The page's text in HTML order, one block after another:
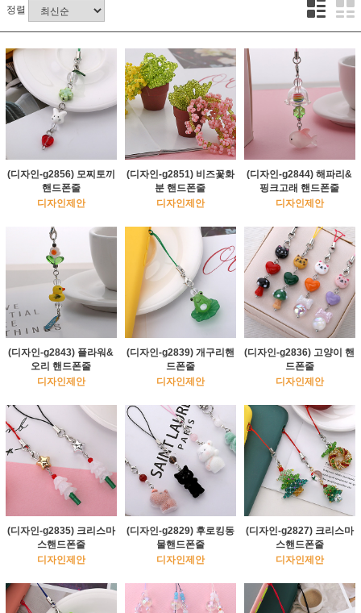
정렬
(디자인-g2856) 모찌토끼
핸드폰줄
디자인제안
(디자인-g2851) 비즈꽃화
분 핸드폰줄
디자인제안
(디자인-g2844) 해파리&
핑크고래 핸드폰줄
디자인제안
(디자인-g2843) 플라워&
오리 핸드폰줄
디자인제안
(디자인-g2839) 개구리핸
드폰줄
디자인제안
(디자인-g2836) 고양이 핸
드폰줄
디자인제안
(디자인-g2835) 크리스마
스핸드폰줄
디자인제안
(디자인-g2829) 후로킹동
물핸드폰줄
디자인제안
(디자인-g2827) 크리스마
스핸드폰줄
디자인제안